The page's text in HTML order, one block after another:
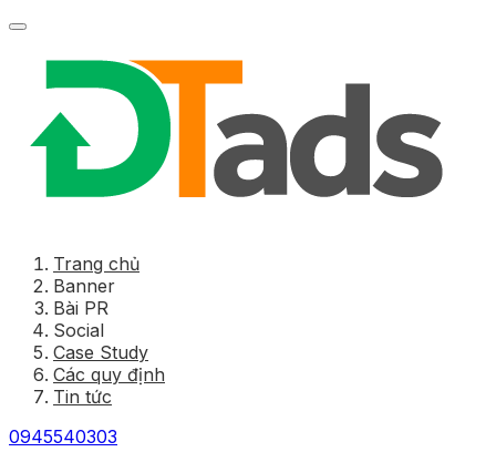
Trang chủ
Banner
Bài PR
Social
Case Study
Các quy định
Tin tức
0945540303